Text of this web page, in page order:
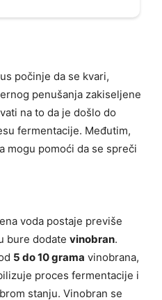
počinje da se kvari,
penušanja zakiseljene
na to da je došlo do
fermentacije. Međutim,
mogu pomoći da se spreči
voda postaje previše
bure dodate vinobran.
5 do 10 grama vinobrana,
proces fermentacije i
stanju. Vinobran se